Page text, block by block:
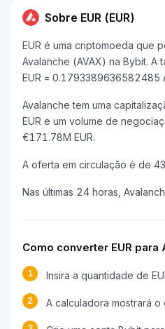
Sobre EUR (EUR)
EUR é uma criptomoeda que
Avalanche (AVAX) na Bybit. A
EUR = 0.1793389636582485
Avalanche tem uma
EUR e um volume de
€171.78M EUR.
A oferta em circulação é de
Nas últimas 24 horas,
Como converter EUR para
1 Insira a quantidade de
2 A calculadora mostrará o